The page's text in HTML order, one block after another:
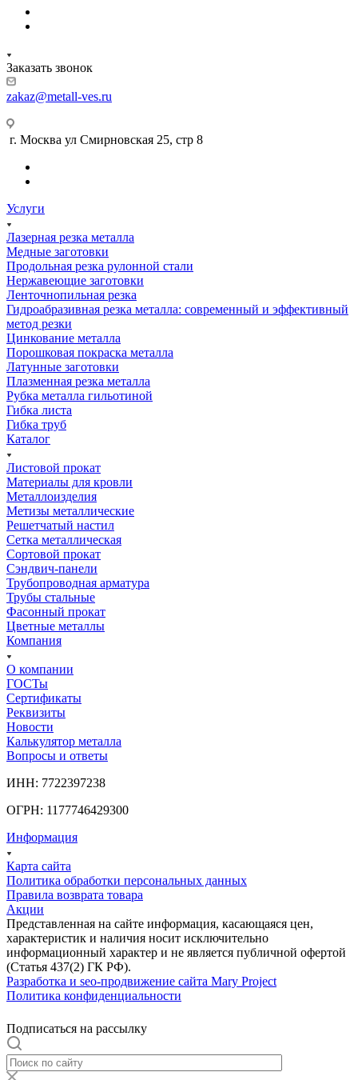
Заказать звонок
zakaz@metall-ves.ru
г. Москва ул Смирновская 25, стр 8
Услуги
Лазерная резка металла
Медные заготовки
Продольная резка рулонной стали
Нержавеющие заготовки
Ленточнопильная резка
Гидроабразивная резка металла: современный и эффективный
метод резки
Цинкование металла
Порошковая покраска металла
Латунные заготовки
Плазменная резка металла
Рубка металла гильотиной
Гибка листа
Гибка труб
Каталог
Листовой прокат
Материалы для кровли
Металлоизделия
Метизы металлические
Решетчатый настил
Сетка металлическая
Сортовой прокат
Сэндвич-панели
Трубопроводная арматура
Трубы стальные
Фасонный прокат
Цветные металлы
Компания
О компании
ГОСТы
Сертификаты
Реквизиты
Новости
Калькулятор металла
Вопросы и ответы
ИНН: 7722397238
ОГРН: 1177746429300
Информация
Карта сайта
Политика обработки персональных данных
Правила возврата товара
Акции
Представленная на сайте информация, касающаяся цен,
характеристик и наличия носит исключительно
информационный характер и не является публичной офертой
(Статья 437(2) ГК РФ).
Разработка и seo-продвижение сайта Mary Project
Политика конфиденциальности
Подписаться на рассылку